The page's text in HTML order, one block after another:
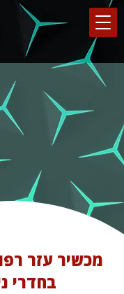
מכשיר עזר
בחדרי